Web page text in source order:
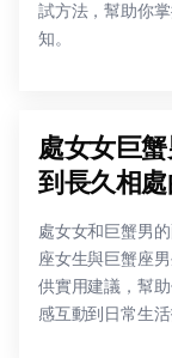
試方法，幫助你
知。
處女女巨
到長久相
處女女和巨蟹男
座女生與巨蟹座
供實用建議，幫
感互動到日常生活